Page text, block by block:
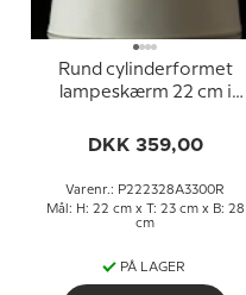
Rund cylinderformet
lampeskærm 22 cm i
DKK 359,00
Varenr.: P222328A3300R
Mål: H: 22 cm x T: 23 cm x B: 28
cm
PÅ LAGER